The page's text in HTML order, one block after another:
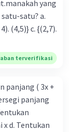
yang
terverifikasi
panjang ( 3x +
panjang
d. Tentukan